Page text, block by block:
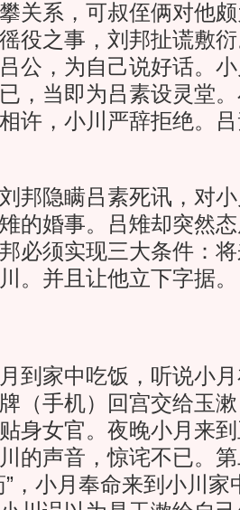
关系，可叔侄俩对他
役之事，刘邦扯谎敷
公，为自己说好话。
，当即为吕素设灵堂
许，小川严辞拒绝。
隐瞒吕素死讯，对小
的婚事。吕雉却突然
必须实现三大条件：
。并且让他立下字据。
家中吃饭，听说小月
（手机）回宫交给玉
身女官。夜晚小月来
的声音，惊诧不已。
”，小月奉命来到小川